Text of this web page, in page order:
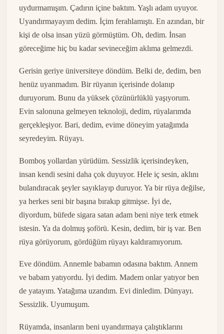
uydurmamışım. Çadırın içine baktım. Yaşlı adam uyuyor.
Uyandırmayayım dedim. İçim ferahlamıştı. En azından, bir
kişi de olsa insan yüzü görmüştüm. Oh, dedim. İnsan
göreceğime hiç bu kadar sevineceğim aklıma gelmezdi.
Gerisin geriye üniversiteye döndüm. Belki de, dedim, ben
henüz uyanmadım. Bir rüyanın içerisinde dolanıp
duruyorum. Bunu da yüksek çözünürlüklü yaşıyorum.
Evin salonuna gelmeyen teknoloji, dedim, rüyalarımda
gerçekleşiyor. Bari, dedim, evime döneyim yatağımda
seyredeyim. Rüyayı.
Bomboş yollardan yürüdüm. Sessizlik içerisindeyken,
insan kendi sesini daha çok duyuyor. Hele iç sesin, aklını
bulandıracak şeyler sayıklayıp duruyor. Ya bir rüya değilse,
ya herkes seni bir başına bırakıp gitmişse. İyi de,
diyordum, büfede sigara satan adam beni niye terk etmek
istesin. Ya da dolmuş şoförü. Kesin, dedim, bir iş var. Ben
rüya görüyorum, gördüğüm rüyayı kaldıramıyorum.
Eve döndüm. Annemle babamın odasına baktım. Annem
ve babam yatıyordu. İyi dedim. Madem onlar yatıyor ben
de yatayım. Yatağıma uzandım. Evi dinledim. Dünyayı.
Sessizlik. Uyumuşum.
Rüyamda, insanların beni uyandırmaya çalıştıklarını